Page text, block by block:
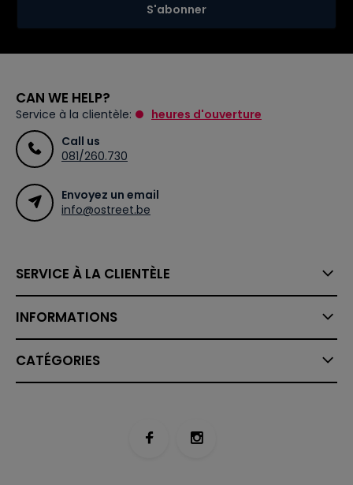
S'abonner
CAN WE HELP?
Service à la clientèle:
heures d'ouverture
Call us
081/260.730
Envoyez un email
info@ostreet.be
SERVICE À LA CLIENTÈLE
INFORMATIONS
CATÉGORIES